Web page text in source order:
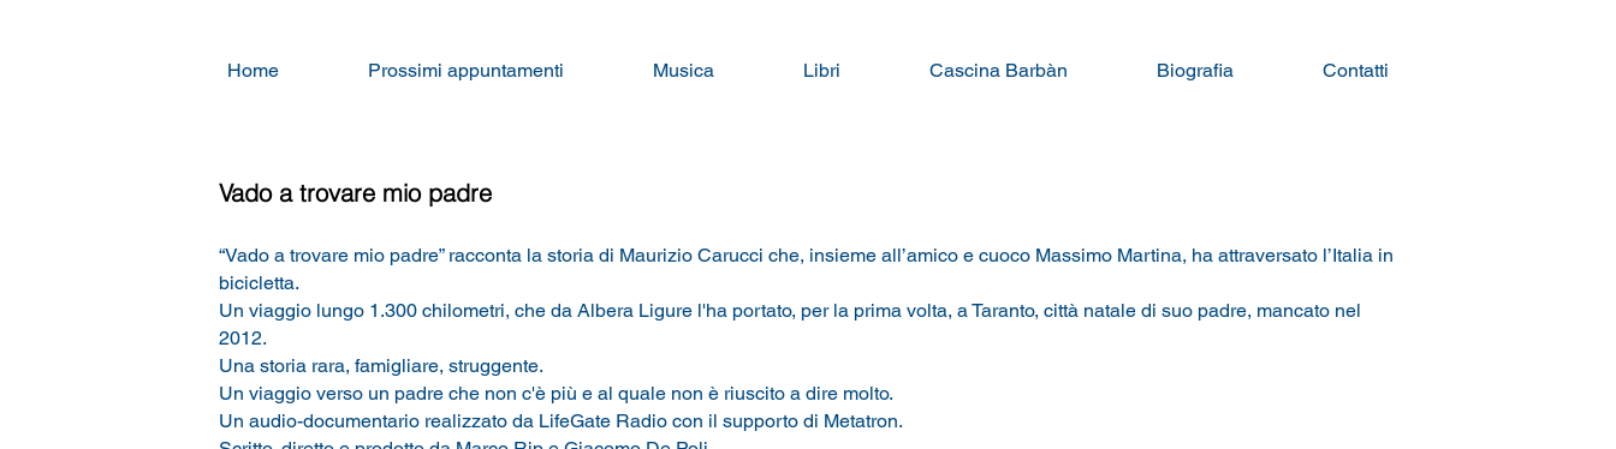
Home Prossimi appuntamenti Musica Libri Cascina Barbàn Biografia Contatti
Vado a trovare mio padre
“Vado a trovare mio padre” racconta la storia di Maurizio Carucci che, insieme all’amico e cuoco Massimo Martina, ha attraversato l’Italia in
bicicletta.
Un viaggio lungo 1.300 chilometri, che da Albera Ligure l'ha portato, per la prima volta, a Taranto, città natale di suo padre, mancato nel
2012.
Una storia rara, famigliare, struggente.
Un viaggio verso un padre che non c'è più e al quale non è riuscito a dire molto.
Un audio-documentario realizzato da LifeGate Radio con il supporto di Metatron.